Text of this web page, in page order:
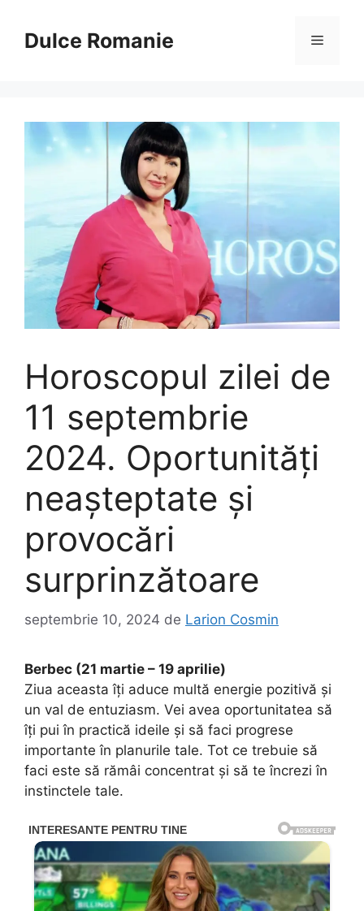
conținutDulce Romanie Meniu
Horoscopul zilei de
11 septembrie
2024. Oportunități
neașteptate și
provocări
surprinzătoare
septembrie 10, 2024 de Larion Cosmin
Berbec (21 martie – 19 aprilie)
Ziua aceasta îți aduce multă energie pozitivă și
un val de entuziasm. Vei avea oportunitatea să
îți pui în practică ideile și să faci progrese
importante în planurile tale. Tot ce trebuie să
faci este să rămâi concentrat și să te încrezi în
instinctele tale.